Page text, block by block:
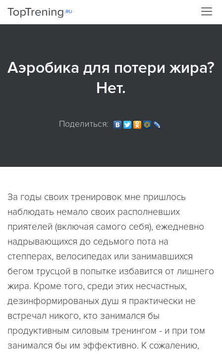
Аэробика для потери жира?
Нет.
Поделиться:
За годы своих тренировок мне пришлось
наблюдать немало своих располневших
приятелей (включая самого себя), ежедневно
надрывающихся до седьмого пота на
степперах, велосипедах или занимавшихся
бегом трусцой в попытке избавится от лишнего
жира. Кроме того, среди этих несчастных,
дезинформированых душ я практически не
встречал никого, кто занимался бы
продуктивным силовым тренингом - и при том
занимался бы им эффективно. К сожалению,